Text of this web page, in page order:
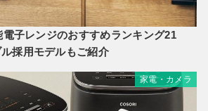
電子レンジのおすすめランキング21
採用モデルもご紹介
家電・カメラ